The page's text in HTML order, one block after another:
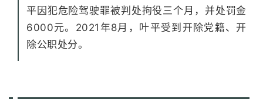
平因犯危险驾驶罪被判处拘役三个月，并处罚金
6000元。2021年8月，叶平受到开除党籍、开
除公职处分。